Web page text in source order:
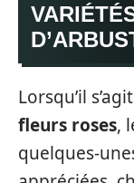
Lorsqu’il
fleurs roses,
quelques-